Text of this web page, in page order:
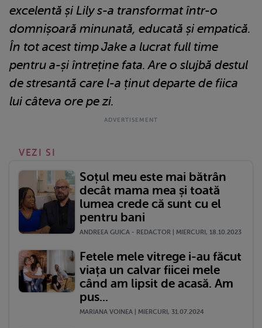
excelentă și Lily s-a transformat într-o
domnișoară minunată, educată și empatică.
În tot acest timp Jake a lucrat full time
pentru a-și întreține fata. Are o slujbă destul
de stresantă care l-a ținut departe de fiica
lui câteva ore pe zi.
VEZI SI
Soțul meu este mai bătrân
decât mama mea și toată
lumea crede că sunt cu el
pentru bani
ANDREEA GUICA - REDACTOR | MIERCURI, 18.10.2023
Fetele mele vitrege i-au făcut
viața un calvar fiicei mele
când am lipsit de acasă. Am
pus...
MARIANA VOINEA | MIERCURI, 31.07.2024